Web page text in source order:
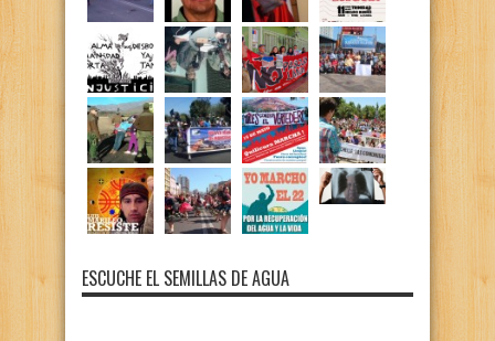
ESCUCHE EL SEMILLAS DE AGUA